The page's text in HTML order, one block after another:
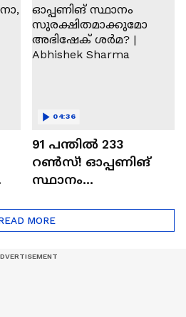
Ajit Agarkar
91 പന്തില്‍ 233
റണ്‍സ്! ഓപ്പണിങ്
സ്ഥാനം
അഭിഷേക് ശർമ? |
Abhishek Sharma
04:36
MORE